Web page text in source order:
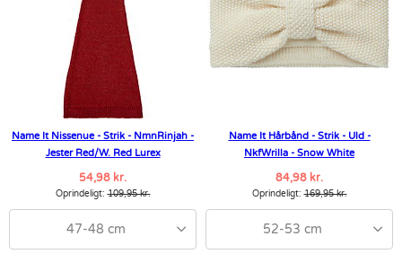
Name It Nissenue - Strik - NmnRinjah -
Jester Red/W. Red Lurex
54,98 kr.
Oprindeligt:109,95 kr.
47-48 cm
Name It Hårbånd - Strik - Uld -
NkfWrilla - Snow White
84,98 kr.
Oprindeligt:169,95 kr.
52-53 cm